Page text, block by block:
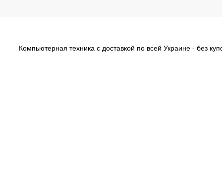
Компьютерная техника с доставкой по всей Украине - без